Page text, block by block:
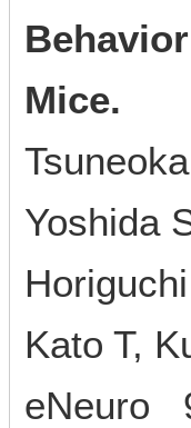
Mice.
Yoshida
Kato T,
eNeuro